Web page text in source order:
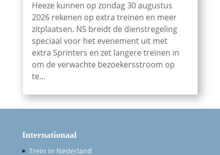
Heeze kunnen op zondag 30 augustus
2026 rekenen op extra treinen en meer
zitplaatsen. NS breidt de dienstregeling
speciaal voor het evenement uit met
extra Sprinters en zet langere treinen in
om de verwachte bezoekersstroom op
te...
Internationaal
Trein in Nederland